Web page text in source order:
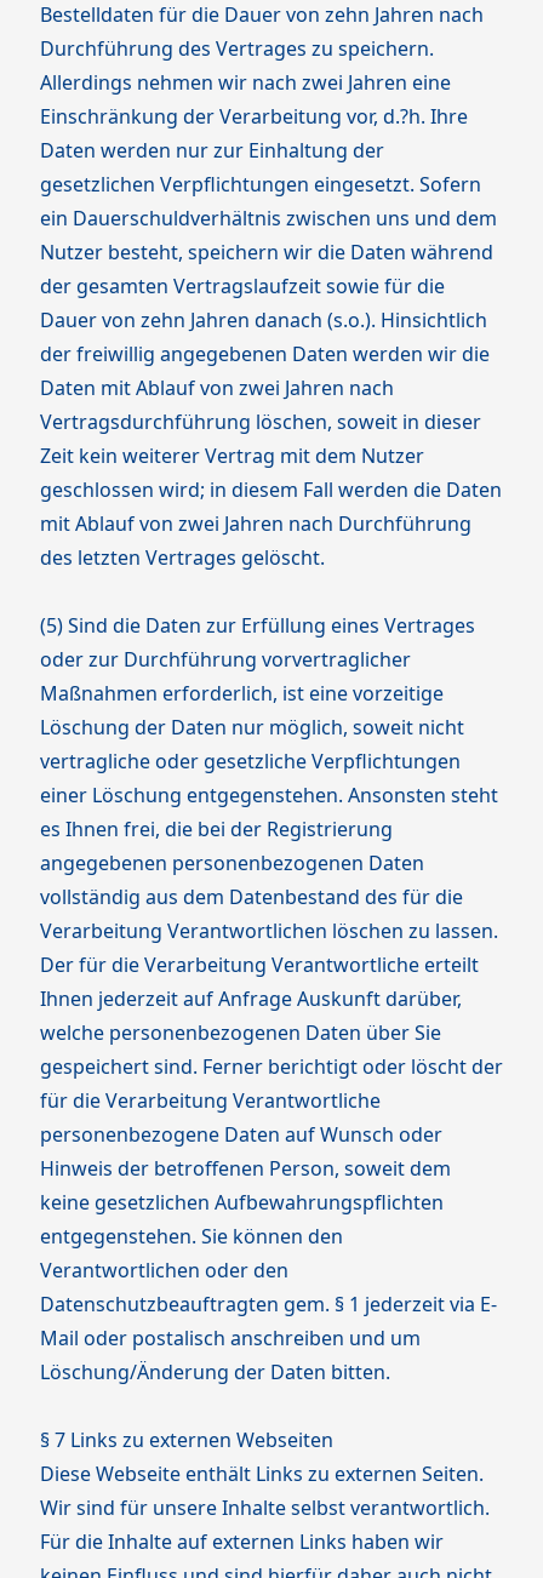
Bestelldaten für die Dauer von zehn Jahren nach
Durchführung des Vertrages zu speichern.
Allerdings nehmen wir nach zwei Jahren eine
Einschränkung der Verarbeitung vor, d.?h. Ihre
Daten werden nur zur Einhaltung der
gesetzlichen Verpflichtungen eingesetzt. Sofern
ein Dauerschuldverhältnis zwischen uns und dem
Nutzer besteht, speichern wir die Daten während
der gesamten Vertragslaufzeit sowie für die
Dauer von zehn Jahren danach (s.o.). Hinsichtlich
der freiwillig angegebenen Daten werden wir die
Daten mit Ablauf von zwei Jahren nach
Vertragsdurchführung löschen, soweit in dieser
Zeit kein weiterer Vertrag mit dem Nutzer
geschlossen wird; in diesem Fall werden die Daten
mit Ablauf von zwei Jahren nach Durchführung
des letzten Vertrages gelöscht.
(5) Sind die Daten zur Erfüllung eines Vertrages
oder zur Durchführung vorvertraglicher
Maßnahmen erforderlich, ist eine vorzeitige
Löschung der Daten nur möglich, soweit nicht
vertragliche oder gesetzliche Verpflichtungen
einer Löschung entgegenstehen. Ansonsten steht
es Ihnen frei, die bei der Registrierung
angegebenen personenbezogenen Daten
vollständig aus dem Datenbestand des für die
Verarbeitung Verantwortlichen löschen zu lassen.
Der für die Verarbeitung Verantwortliche erteilt
Ihnen jederzeit auf Anfrage Auskunft darüber,
welche personenbezogenen Daten über Sie
gespeichert sind. Ferner berichtigt oder löscht der
für die Verarbeitung Verantwortliche
personenbezogene Daten auf Wunsch oder
Hinweis der betroffenen Person, soweit dem
keine gesetzlichen Aufbewahrungspflichten
entgegenstehen. Sie können den
Verantwortlichen oder den
Datenschutzbeauftragten gem. § 1 jederzeit via E-
Mail oder postalisch anschreiben und um
Löschung/Änderung der Daten bitten.
§ 7 Links zu externen Webseiten
Diese Webseite enthält Links zu externen Seiten.
Wir sind für unsere Inhalte selbst verantwortlich.
Für die Inhalte auf externen Links haben wir